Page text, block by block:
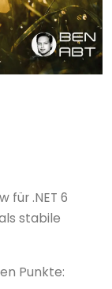
für .NET 6
stabile
Punkte: